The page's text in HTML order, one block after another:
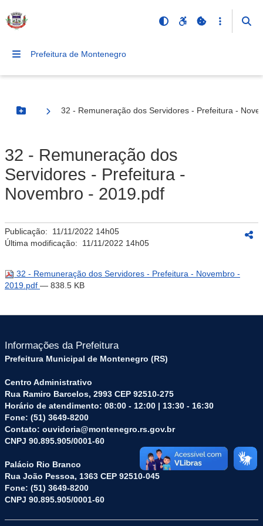
Prefeitura de Montenegro
Botão Menu
32 - Remuneração dos Servidores - Prefeitura -
32 - Remuneração dos
Servidores - Prefeitura -
Novembro - 2019.pdf
Publicação: 11/11/2022 14h05
Última modificação: 11/11/2022 14h05
32 - Remuneração dos Servidores - Prefeitura - Novembro -
2019.pdf — 838.5 KB
Informações da Prefeitura
Prefeitura Municipal de Montenegro (RS)
Centro Administrativo
Rua Ramiro Barcelos, 2993 CEP 92510-275
Horário de atendimento: 08:00 - 12:00 | 13:30 - 16:30
Fone: (51) 3649-8200
Contato: ouvidoria@montenegro.rs.gov.br
CNPJ 90.895.905/0001-60
Palácio Rio Branco
Rua João Pessoa, 1363 CEP 92510-045
Fone: (51) 3649-8200
CNPJ 90.895.905/0001-60